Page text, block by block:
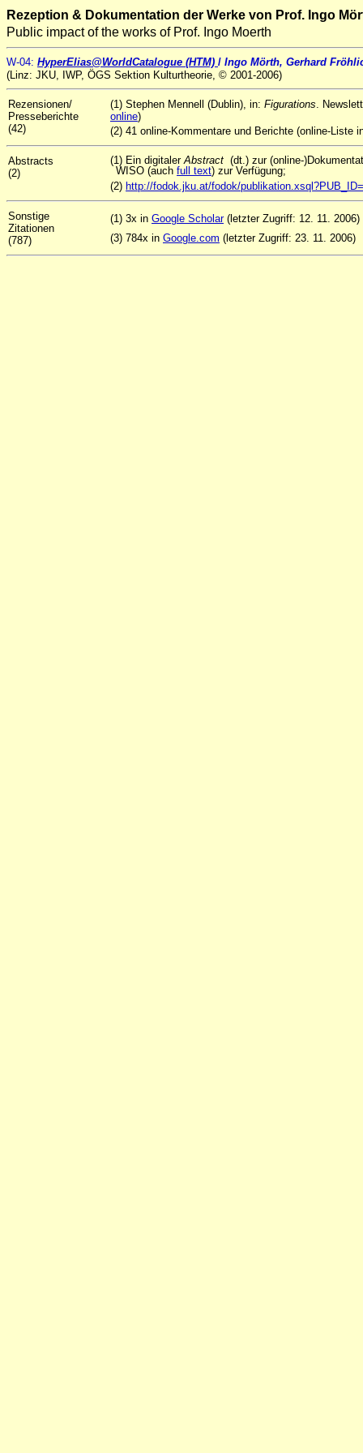
Rezeption & Dokumentation der Werke von Prof. Ingo
Public impact of the works of Prof. Ingo Moerth
W-04: HyperElias@WorldCatalogue (HTM) / Ingo Mörth, Gerhard
(Linz: JKU, IWP, ÖGS Sektion Kulturtheorie, © 2001-2006)
Rezensionen/
Presseberichte
(42)
(1) Stephen Mennell (Dublin), in: Figurations.
online)
(2) 41 online-Kommentare und Berichte (online-Liste
Abstracts
(2)
(1) Ein digitalerAbstract (dt.) zur (online-
WISO (auch full text) zur Verfügung;
(2) http://fodok.jku.at/fodok/
Sonstige
Zitationen
(787)
(1) 3x in Google Scholar(letzter Zugriff: 12. 11. 2006)
(3) 784x in Google.com (letzter Zugriff: 23. 11. 2006)